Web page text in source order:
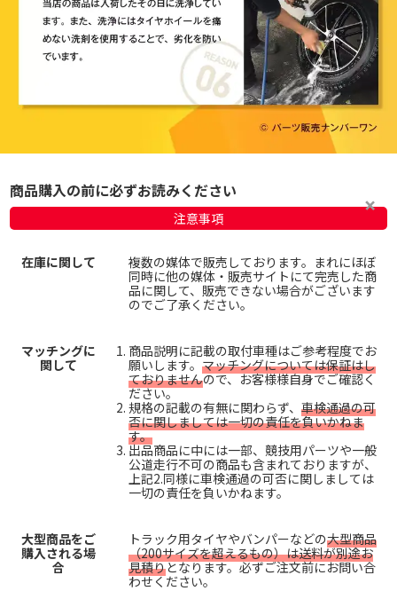
商品購入の前に必ずお読みください
注意事項
在庫に関して
複数の媒体で販売しております。まれにほぼ
同時に他の媒体・販売サイトにて完売した商
品に関して、販売できない場合がございます
のでご了承ください。
マッチングに
関して
商品説明に記載の取付車種はご参考程度でお
願いします。 マッチングについては保証はし
ておりませんので、お客様様自身でご確認く
ださい。
規格の記載の有無に関わらず、 車検通過の可
否に関しましては一切の責任を負いかねま
す。
出品商品に中には一部、競技用パーツや一般
公道走行不可の商品も含まれておりますが、
上記2.同様に車検通過の可否に関しましては
一切の責任を負いかねます。
大型商品をご
購入される場
合
トラック用タイヤやバンパーなどの大型商品
（200サイズを超えるもの）は送料が別途お
見積りとなります。必ずご注文前にお問い合
わせください。